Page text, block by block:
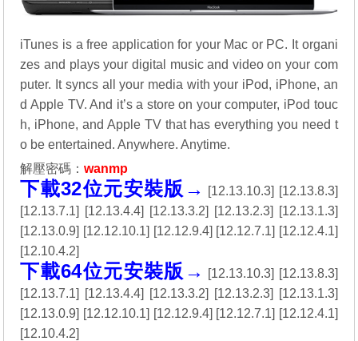
iTunes is a free application for your Mac or PC. It organi
zes and plays your digital music and video on your com
puter. It syncs all your media with your iPod, iPhone, an
d Apple TV. And it’s a store on your computer, iPod touc
h, iPhone, and Apple TV that has everything you need t
o be entertained. Anywhere. Anytime.
解壓密碼：wanmp
下載32位元安裝版→ [12.13.10.3] [12.13.8.3]
[12.13.7.1] [12.13.4.4] [12.13.3.2] [12.13.2.3] [12.13.1.3]
[12.13.0.9] [12.12.10.1] [12.12.9.4] [12.12.7.1] [12.12.4.1]
[12.10.4.2]
下載64位元安裝版→ [12.13.10.3] [12.13.8.3]
[12.13.7.1] [12.13.4.4] [12.13.3.2] [12.13.2.3] [12.13.1.3]
[12.13.0.9] [12.12.10.1] [12.12.9.4] [12.12.7.1] [12.12.4.1]
[12.10.4.2]